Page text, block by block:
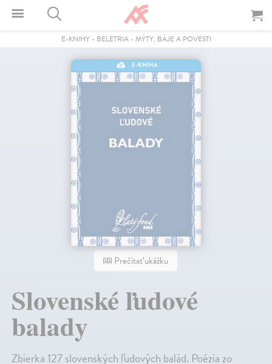
E-KNIHY- BELETRIA- MÝTY, BÁJE A POVESTI
E-KNIHA
Prečítať ukážku
Slovenské ľudové
balady
Zbierka 127 slovenských ľudových balád. Poézia zo